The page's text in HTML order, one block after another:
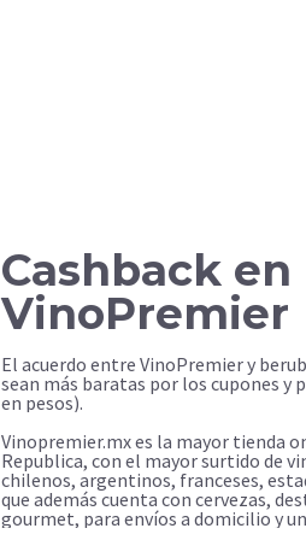
Cashback en
VinoPremier
El acuerdo entre VinoPremier y
sean más baratas por los cupones y
en pesos).
Vinopremier.mx es la mayor tienda
Republica, con el mayor surtido de
chilenos, argentinos, franceses,
que además cuenta con cervezas,
gourmet, para envíos a domicilio y